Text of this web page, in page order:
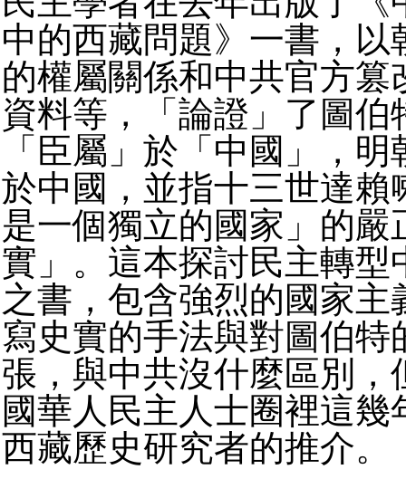
中的西藏問題》一書，以
的權屬關係和中共官方篡
資料等，「論證」了圖伯
「臣屬」於「中國」，
於中國，並指十三世達賴
是一個獨立的國家」的嚴
實」。這本探討民主轉型
之書，包含強烈的國家主
寫史實的手法與對圖伯特
張，與中共沒什麼區別，
國華人民主人士圈裡這幾
西藏歷史研究者的推介。